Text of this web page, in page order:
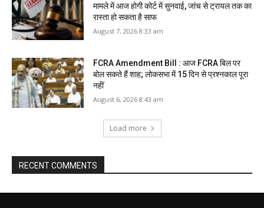
मामले में आज होगी कोर्ट में सुनवाई, जांच से ट्रायल तक का
रास्ता हो सकता है साफ
August 7, 2026 8:33 am
FCRA Amendment Bill : आज FCRA बिल पर
बोल सकते हैं शाह; लोकसभा में 15 दिन से प्रश्नकाल पूरा
नहीं
August 6, 2026 8:43 am
Load more
RECENT COMMENTS